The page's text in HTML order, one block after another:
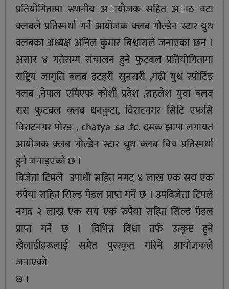
प्रतियोगितामा स्थानीय अायोजक सहित अाठ वटा
क्लबले प्रतिस्पर्धा गर्ने आयोजक क्लब गोल्डेन स्टार युथ
क्लबका अध्यक्ष अनिल कुमार बिश्वासले जनाएका छन ।
असार ४ गतेसम्म संचालन हुने फुटबल प्रतियोगितामा
राष्ट्रिय जागृति क्लब इटहरी सुनसरी ,गंढी युथ स्पोर्टिङ
क्लब ,नेपाल एपिएफ कोशी प्रदेश ,सहलेश युवा क्लब
रारा फुटबल क्लब धनकुटा, विराटनगर सिटि एफसि
विराटनगर मोरङ , chatya .sa .fc. दमक झापा लगायत
आयोजक क्लब गोल्डेन स्टार युथ क्लब बिच प्रतिस्पर्धा
हुने जनाइएको छ ।
बिजेता टिमले उपाधी सहित नगद ४ लाख एक सय एक
रुपैया सहित सिल्ड मेडल प्राप्त गर्ने छ । उपबिजेता टिमले
नगद २ लाख एक सय एक रुपैया सहित सिल्ड मेडल
प्राप्त गर्ने छ । विभिन्न विधा तर्फ उत्कृष्ट हुने
खेलाडीहरूलाई समेत पुरस्कृत गरिने आयोजकले
जनाएको
छ ।